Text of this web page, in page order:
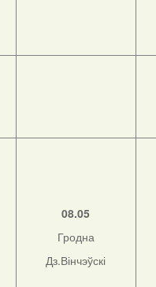
08.05
Гродна
Дз.Вінчэўскі